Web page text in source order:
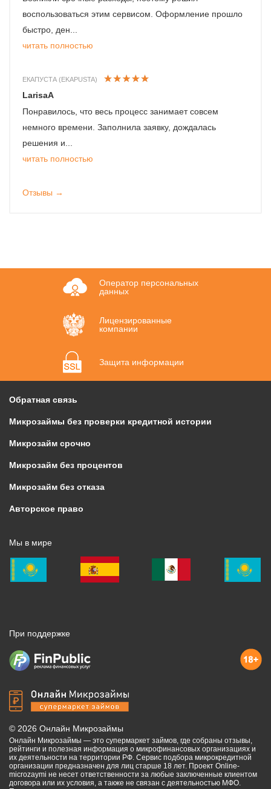
воспользоваться этим сервисом. Оформление прошло
быстро, ден...
читать полностью
ЕКАПУСТА (EKAPUSTA)
LarisaA
Понравилось, что весь процесс занимает совсем
немного времени. Заполнила заявку, дождалась
решения и...
читать полностью
Отзывы →
Оператор персональных
данных
Лицензированные
компании
Защита информации
Обратная связь
Микрозаймы без проверки кредитной истории
Микрозайм срочно
Микрозайм без процентов
Микрозайм без отказа
Авторское право
Мы в мире
При поддержке
© 2026 Онлайн Микрозаймы
Онлайн Микрозаймы — это супермаркет займов, где собраны отзывы,
рейтинги и полезная информация о микрофинансовых организациях и
их деятельности на территории РФ. Сервис подбора микрокредитной
организации предназначен для лиц старше 18 лет. Проект Online-
microzaymi не несет ответственности за любые заключенные клиентом
договора или их условия, а также не связан с деятельностью МФО.